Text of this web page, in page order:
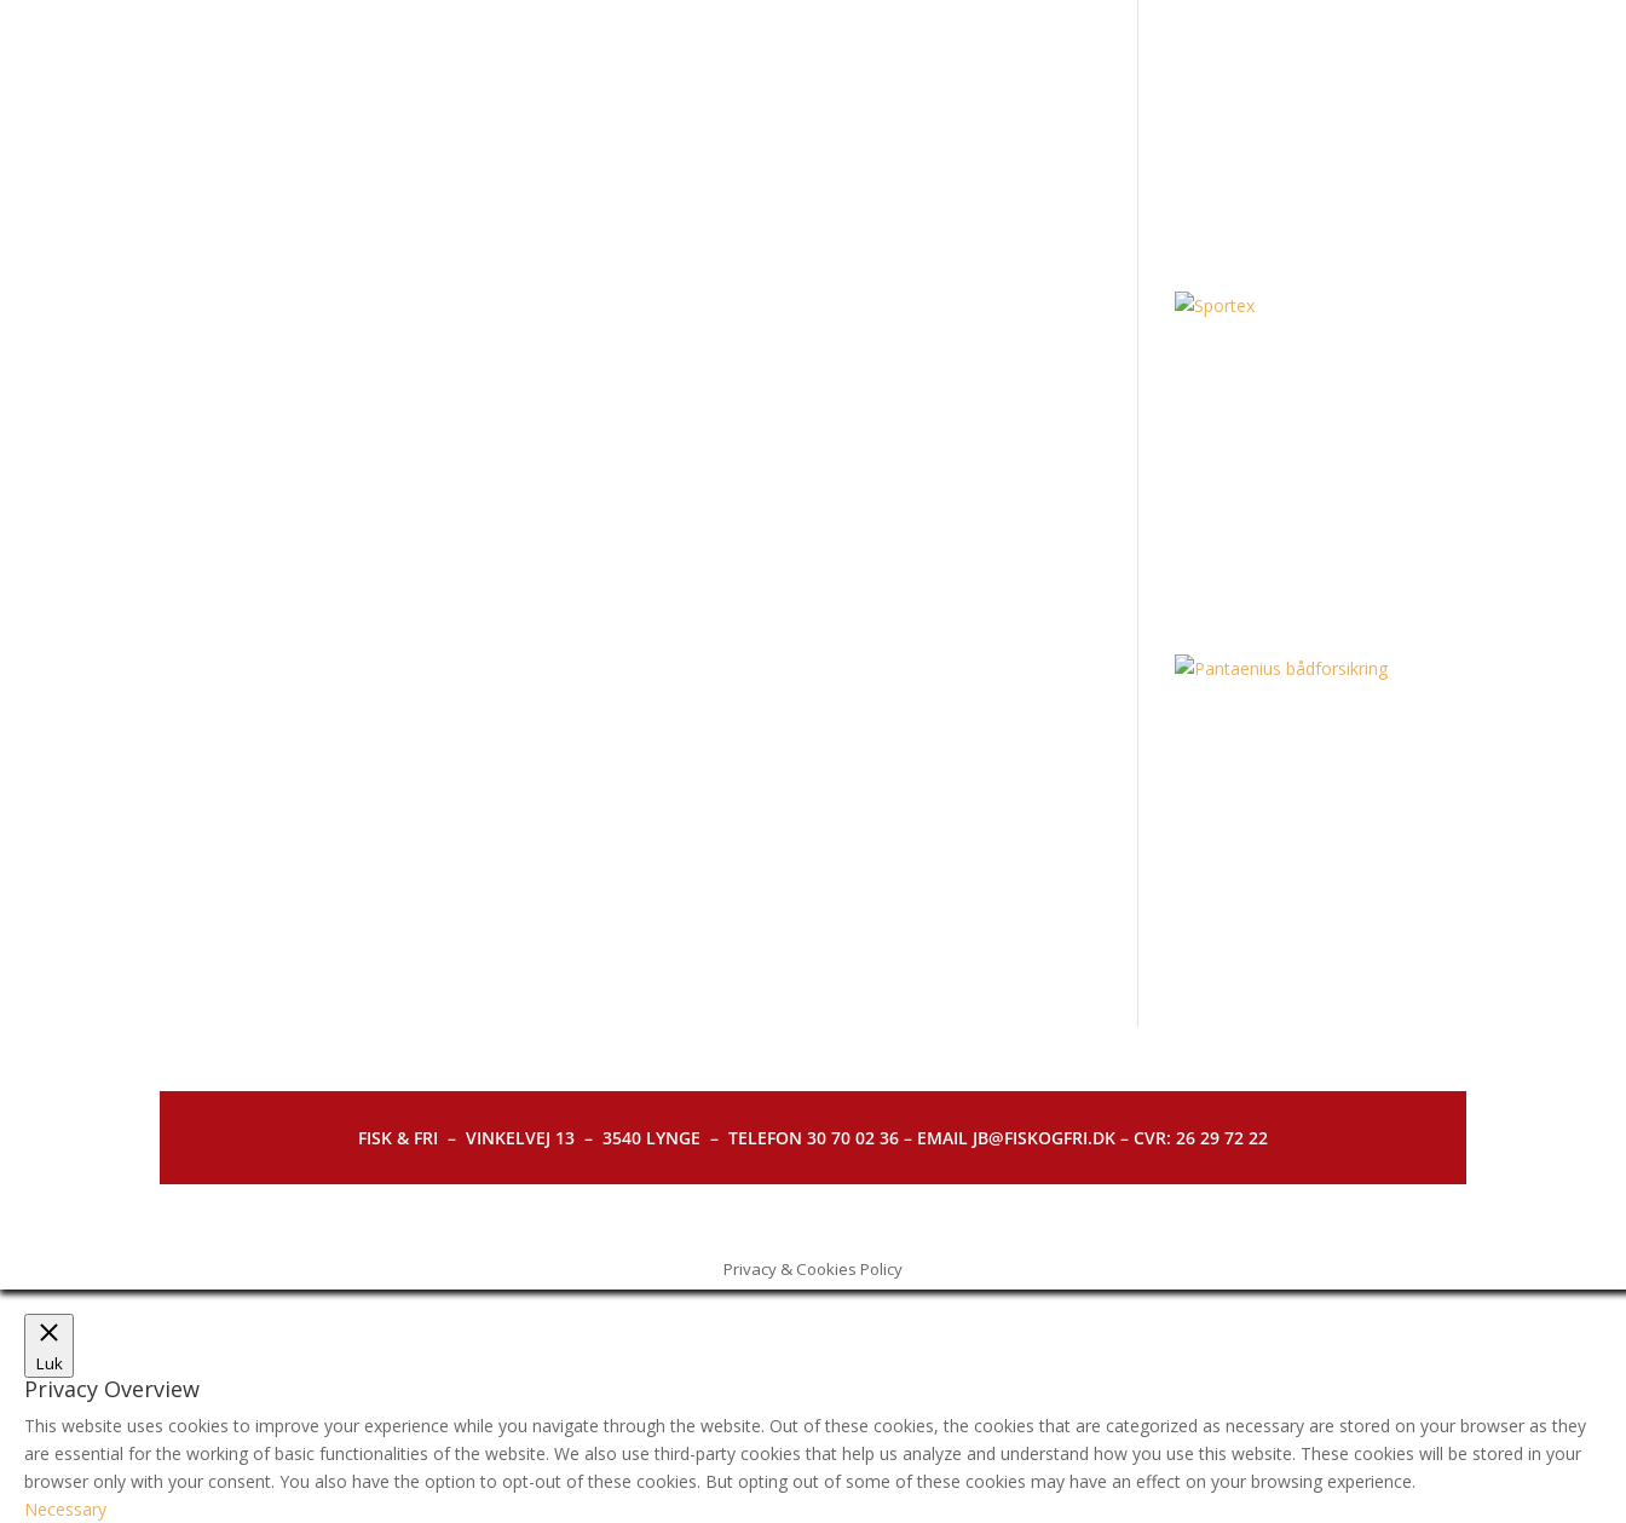
FISK & FRI – VINKELVEJ 13 – 3540 LYNGE – TELEFON 30 70 02 36 – EMAIL JB@FISKOGFRI.DK – CVR: 26 29 72 22
Privacy & Cookies Policy
Luk
Privacy Overview
This website uses cookies to improve your experience while you navigate through the website. Out of these cookies, the cookies that are categorized as necessary are stored on your browser as they
are essential for the working of basic functionalities of the website. We also use third-party cookies that help us analyze and understand how you use this website. These cookies will be stored in your
browser only with your consent. You also have the option to opt-out of these cookies. But opting out of some of these cookies may have an effect on your browsing experience.
Necessary